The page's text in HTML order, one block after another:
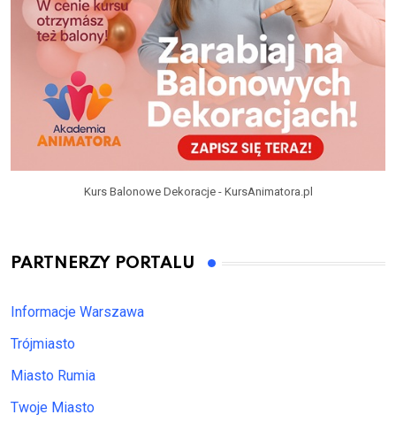
Kurs Balonowe Dekoracje - KursAnimatora.pl
PARTNERZY PORTALU
Informacje Warszawa
Trójmiasto
Miasto Rumia
Twoje Miasto